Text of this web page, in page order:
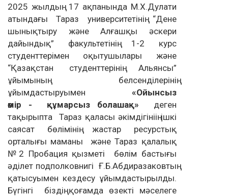
2025 жылдың 17 ақпанында М.Х.Дулати
атындағы Тараз университетінің “Дене
шынықтыру және Алғашқы әскери
дайындық” факультетінің 1-2 курс
студенттерімен оқытушылары және
“Қазақстан студенттерінің Альянсы”
ұйымының белсенділерінің
ұйымдастыруымен «Ойынсыз
өмір - құмарсыз болашақ»
деген
тақырыпта Тараз қаласы әкімдігініің ішкі
саясат бөлімінің жастар ресурстық
орталығы маманы және Тараз қалалық
№2 Пробация қызметі бөлім бастығы
әділет подполковнигі Ғ.Б.Абдиразаковтың
қатысуымен кездесу ұйымдастырылды.
Бүгінгі біздің қоғамда өзекті мәселеге